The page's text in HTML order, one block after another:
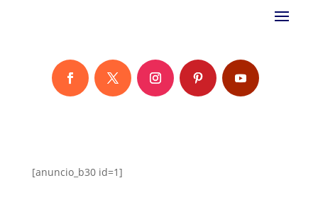
[anuncio_b30 id=1]